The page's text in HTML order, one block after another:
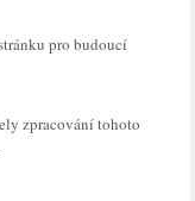
pro budoucí
zpracování tohoto